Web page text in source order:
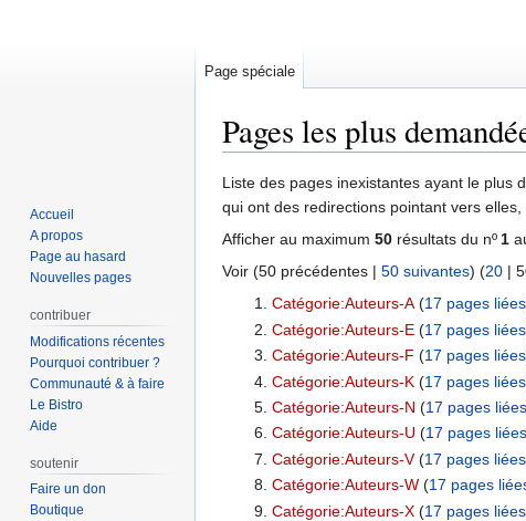
Pages les plus
Aller
à
la
Aller
à
la
Liste des pages inexistantes ayant le plus
qui ont des redirections pointant vers elles,
Afficher au maximum 50 résultats du nº1
Voir (50 précédentes | 50 suivantes) (20 |
Catégorie:Auteurs-A‏‎ (17 pages liées
Catégorie:Auteurs-E‏‎ (17 pages liées
Catégorie:Auteurs-F ‏‎ (17 pages liées
Catégorie:Auteurs-K‏‎ (17 pages liées
Catégorie:Auteurs-N ‏‎ (17 pages liées
Catégorie:Auteurs-U ‏‎ (17 pages liées
Catégorie:Auteurs-V‏‎ (17 pages liées
Catégorie:Auteurs-W‏‎ (17 pages
Catégorie:Auteurs-X‏‎ (17 pages liées
Page spéciale
Accueil
A propos
Page au hasard
Nouvelles pages
contribuer
Modifications récentes
Pourquoi contribuer ?
Communauté & à faire
Le Bistro
Aide
soutenir
Faire un don
Boutique